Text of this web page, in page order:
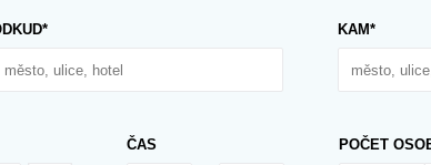
KAM*
ČAS POČET